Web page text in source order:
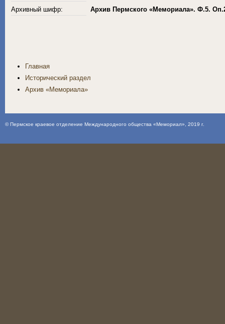
Архивный шифр:
Архив Пермского «Мемориала». Ф.5.
Главная
Исторический раздел
Архив «Мемориала»
©Пермское краевое отделение Международного общества «Мемориал» , 2019 г.